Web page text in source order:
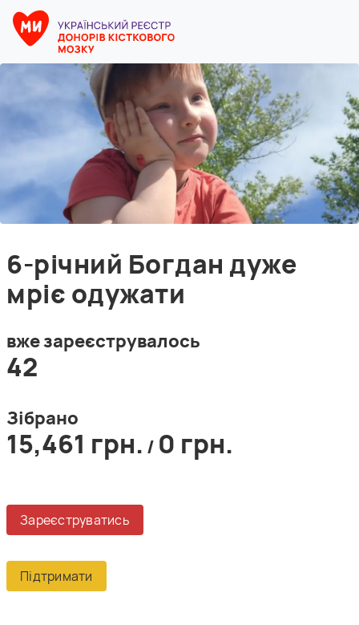
6-річний Богдан дуже
мріє одужати
вже зареєструвалось
42
Зібрано
15,461 грн. / 0 грн.
Зареєструватись
Підтримати